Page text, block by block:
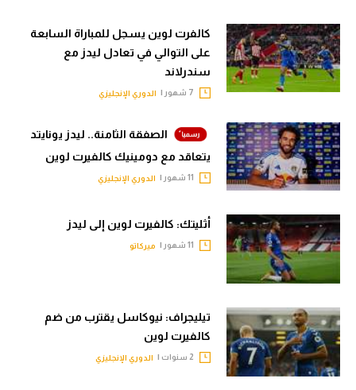
في المونديال
رياضة نسائية
أمريكا
ركن الألعاب
أقسام خاصة
Gamers
ميركاتو
تحقيق في الجول
تقرير في الجول
تحليل في الجول
كالفرت لوين يسجل للمباراة السابعة
على التوالي في تعادل ليدز مع
سندرلاند
الدوري الإنجليزي
الصفقة الثامنة.. ليدز يونايتد
يتعاقد مع دومينيك كالفيرت لوين
الدوري الإنجليزي
أثليتك: كالفيرت لوين إلى ليدز
ميركاتو
تيليجراف: نيوكاسل يقترب من ضم
كالفيرت لوين
الدوري الإنجليزي